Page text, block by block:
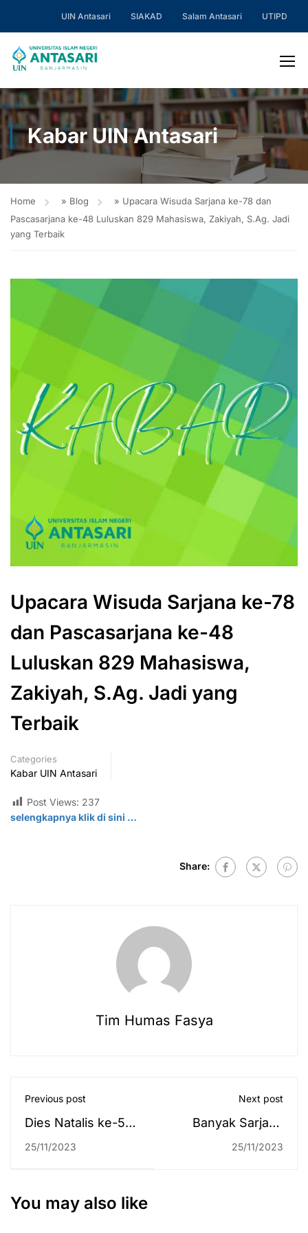
UIN Antasari SIAKAD Salam Antasari UTIPD
Kabar UIN Antasari
Home » Blog » Upacara Wisuda Sarjana ke-78 dan
Pascasarjana ke-48 Luluskan 829 Mahasiswa, Zakiyah, S.Ag. Jadi
yang Terbaik
Upacara Wisuda Sarjana ke-78
dan Pascasarjana ke-48
Luluskan 829 Mahasiswa,
Zakiyah, S.Ag. Jadi yang
Terbaik
Categories
Kabar UIN Antasari
Post Views: 237
selengkapnya klik di sini …
Share:
Tim Humas Fasya
Previous post
Dies Natalis ke-59,
UIN Antasari
kepada Perwakilan
25/11/2023
Next post
Banyak Sarjana
Terseret Korupsi,
25/11/2023
You may also like